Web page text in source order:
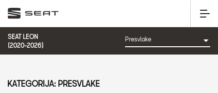
SEAT LEON
(2020-2026)
KATEGORIJA: PRESVLAKE